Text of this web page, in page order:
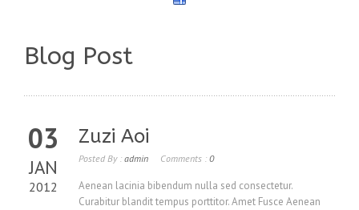
Blog Post
03
JAN
2012
Zuzi Aoi
Posted By : admin Comments : 0
Aenean lacinia bibendum nulla sed consectetur.
Curabitur blandit tempus porttitor. Amet Fusce Aenean